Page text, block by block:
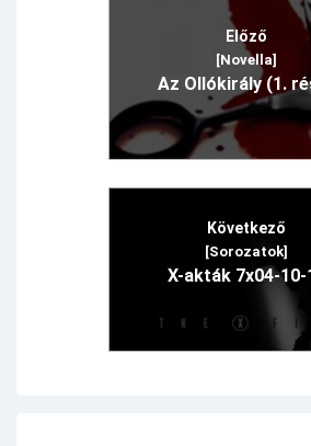
Előző
[Novella]
Az Ollókirály (1.
Következő
[Sorozatok]
X-akták 7x04-10-